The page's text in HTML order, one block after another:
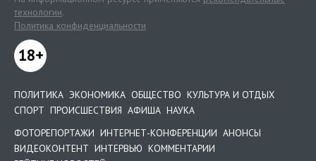
технологии.
Политика конфиденциальности
18+
ПОЛИТИКА ЭКОНОМИКА ОБЩЕСТВО КУЛЬТУРА И ОТДЫХ
СПОРТ ПРОИСШЕСТВИЯ АФИША НАУКА
ФОТОРЕПОРТАЖИ ИНТЕРНЕТ-КОНФЕРЕНЦИИ АНОНСЫ
ВИДЕОКОНТЕНТ ИНТЕРВЬЮ КОММЕНТАРИИ